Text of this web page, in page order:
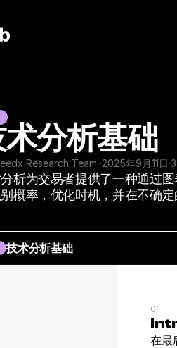
分析基础
Research Team ·2025年9月11日·
析为交易者提供了一种通过
概率，优化时机，并在不确定
技术分析基础
01
在最